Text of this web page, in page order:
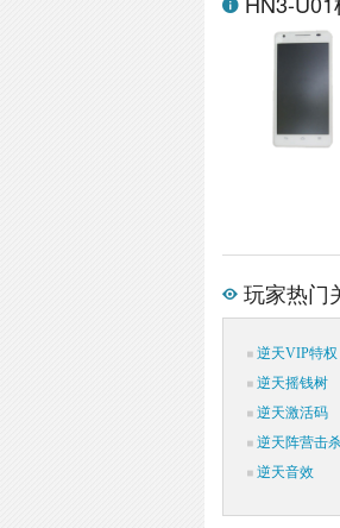
玩家热门
逆天VIP特权
逆天摇钱树
逆天激活码
逆天阵营击
逆天音效